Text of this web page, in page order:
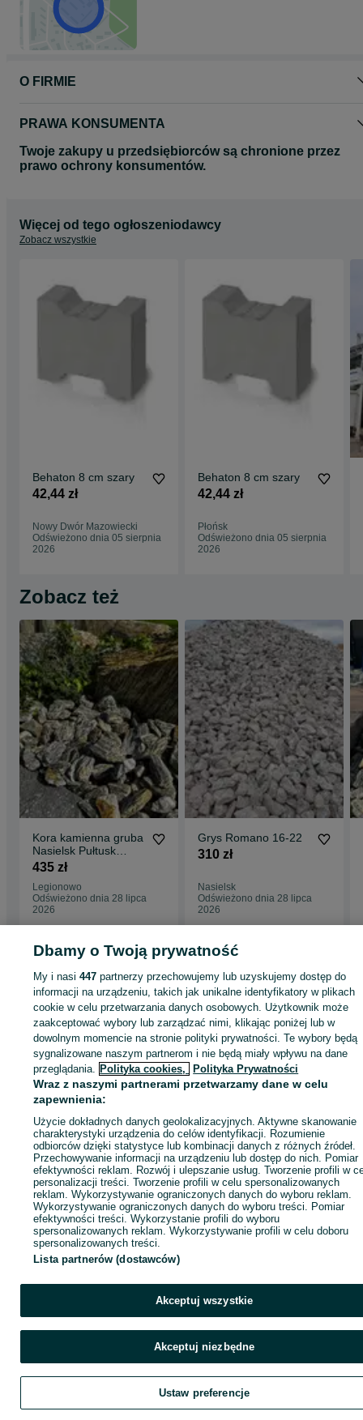
O FIRMIE
PRAWA KONSUMENTA
Twoje zakupy u przedsiębiorców są chronione przez
prawo ochrony konsumentów.
Więcej od tego ogłoszeniodawcy
Zobacz wszystkie
Behaton 8 cm szary
42,44 zł
Nowy Dwór Mazowiecki
Odświeżono dnia 05 sierpnia
2026
Behaton 8 cm szary
42,44 zł
Płońsk
Odświeżono dnia 05 sierpnia
2026
Zobacz też
Kora kamienna gruba
Nasielsk Pułtusk
Ciechanów
435 zł
Legionowo
Odświeżono dnia 28 lipca
2026
Grys Romano 16-22
310 zł
Nasielsk
Odświeżono dnia 28 lipca
2026
Mazowieckie
Kora - Nowy Dwór Mazowiecki
KATEGORIA
614049138 Wyświetlenia:
Zadzwoń / SMS
Dbamy o Twoją prywatność
My i nasi447 partnerzy przechowujemy lub uzyskujemy dostęp do
informacji na urządzeniu, takich jak unikalne identyfikatory w plikach
cookie w celu przetwarzania danych osobowych. Użytkownik może
zaakceptować wybory lub zarządzać nimi, klikając poniżej lub w
dowolnym momencie na stronie polityki prywatności. Te wybory będą
sygnalizowane naszym partnerom i nie będą miały wpływu na dane
przeglądania. Polityka cookies, Polityka Prywatności
Wraz z naszymi partnerami przetwarzamy dane w celu
zapewnienia:
Użycie dokładnych danych geolokalizacyjnych. Aktywne skanowanie
charakterystyki urządzenia do celów identyfikacji. Rozumienie
odbiorców dzięki statystyce lub kombinacji danych z różnych źródeł.
Przechowywanie informacji na urządzeniu lub dostęp do nich. Pomiar
efektywności reklam. Rozwój i ulepszanie usług. Tworzenie profili w
personalizacji treści. Tworzenie profili w celu spersonalizowanych
reklam. Wykorzystywanie ograniczonych danych do wyboru reklam.
Wykorzystywanie ograniczonych danych do wyboru treści. Pomiar
efektywności treści. Wykorzystanie profili do wyboru
spersonalizowanych reklam. Wykorzystywanie profili w celu doboru
spersonalizowanych treści.
Lista partnerów (dostawców)
Akceptuj wszystkie
Akceptuj niezbędne
Ustaw preferencje